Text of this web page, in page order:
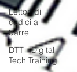
Lettori di
codici a
barre
DTT - Digital
Tech Training